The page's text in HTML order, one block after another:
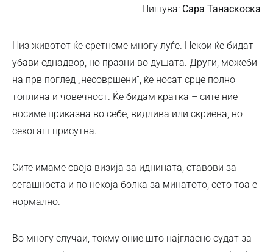
Пишува: Сара Танаскоска
Низ животот ќе сретнеме многу луѓе. Некои ќе бидат
убави однадвор, но празни во душата. Други, можеби
на прв поглед „несовршени“, ќе носат срце полно
топлина и човечност. Ќе бидам кратка – сите ние
носиме приказна во себе, видлива или скриена, но
секогаш присутна.
Сите имаме своја визија за иднината, ставови за
сегашноста и по некоја болка за минатото, сето тоа е
нормално.
Во многу случаи, токму оние што најгласно судат за